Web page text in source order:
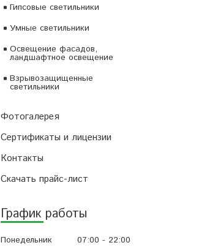
Гипсовые светильники
Умные светильники
Освещение фасадов,
ландшафтное освещение
Взрывозащищенные
светильники
Фотогалерея
Сертификаты и лицензии
Контакты
Скачать прайс-лист
График работы
Понедельник 07:00
22:00